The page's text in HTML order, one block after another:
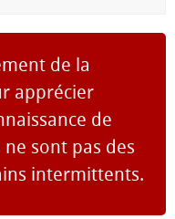
de la
apprécier
de
sont pas des
intermittents.